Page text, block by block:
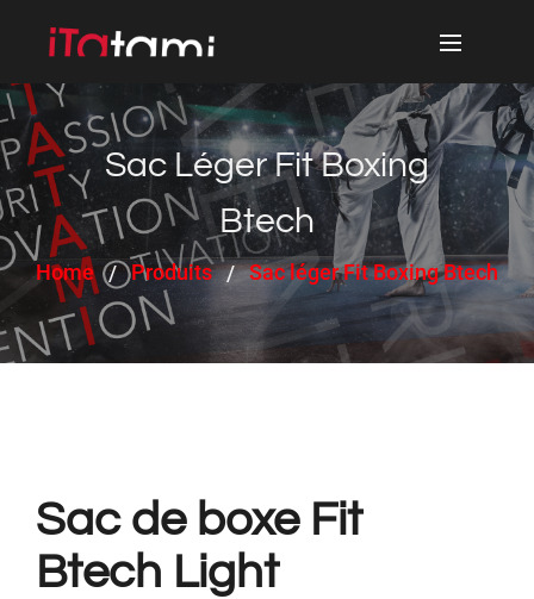
Sac Léger Fit Boxing
Btech
Home Produits Sac léger Fit Boxing Btech
Sac de boxe Fit
Btech Light